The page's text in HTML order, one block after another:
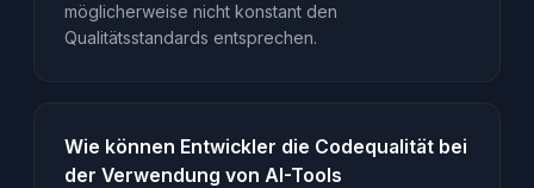
möglicherweise nicht konstant den
Qualitätsstandards entsprechen.
Wie können Entwickler die Codequalität bei
der Verwendung von AI-Tools